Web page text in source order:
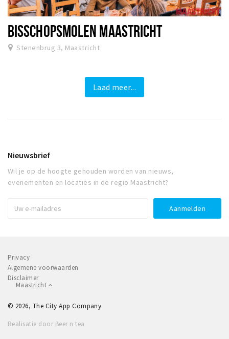
BISSCHOPSMOLEN MAASTRICHT
Stenenbrug 3, Maastricht
Laad meer...
Nieuwsbrief
Wil je op de hoogte gehouden worden van nieuws,
evenementen en locaties in de regio Maastricht?
Privacy
Algemene voorwaarden
Disclaimer
Maastricht
© 2026, The City App Company
Realisatie door Beer n tea